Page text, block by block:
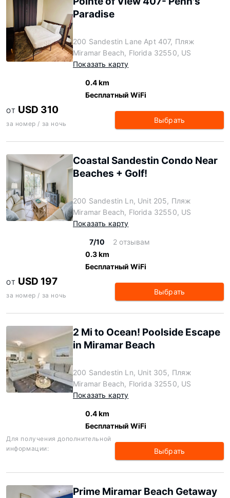
Paradise
200 Sandestin Lane Apt 407, Пляж
Miramar Beach, Florida 32550, US
Показать карту
0.4 km
Бесплатный WiFi
ОТ USD 310
за номер / за ночь Выбрать
Coastal Sandestin Condo Near
Beaches + Golf!
200 Sandestin Ln, Unit 205, Пляж
Miramar Beach, Florida 32550, US
Показать карту
7/10
2 отзывам
0.3 km
Бесплатный WiFi
ОТ USD 197
за номер / за ночь Выбрать
2 Mi to Ocean! Poolside Escape
in Miramar Beach
200 Sandestin Ln, Unit 305, Пляж
Miramar Beach, Florida 32550, US
Показать карту
0.4 km
Бесплатный WiFi
Для получения дополнительной
информации:
Выбрать
Prime Miramar Beach Getaway